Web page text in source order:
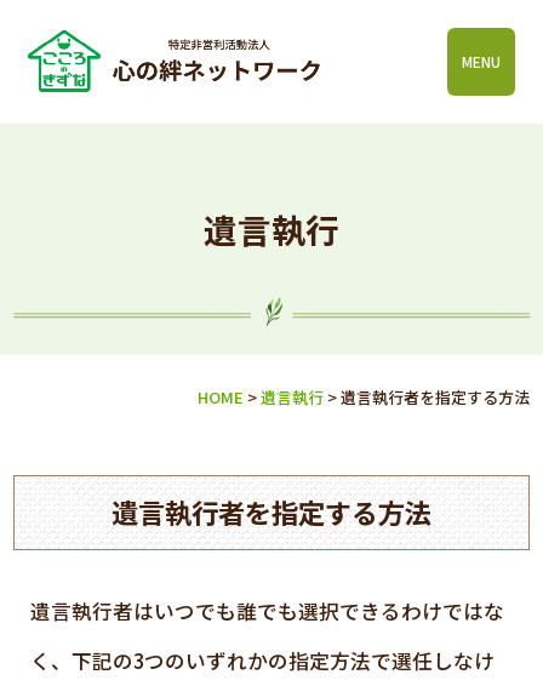
MENU
遺言執行
HOME >遺言執行>遺言執行者を指定する方法
遺言執行者を指定する方法
遺言執行者はいつでも誰でも選択できるわけではな
く、下記の3つのいずれかの指定方法で選任しなけ